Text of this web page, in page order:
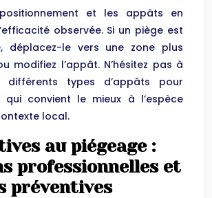
et les appâts en
observée. Si un piège est
déplacez-le vers une zone plus
modifiez l’appât. N’hésitez pas à
différents types d’appâts pour
qui convient le mieux à l’espèce
local.
au piégeage :
professionnelles et
préventives